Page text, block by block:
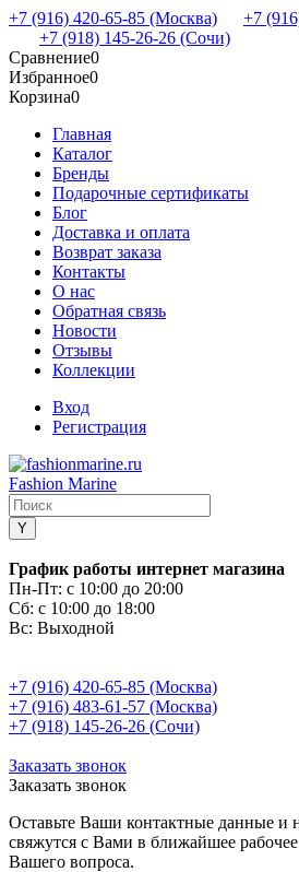
+7 (916) 420-65-85 (Москва)
+7
+7 (918) 145-26-26 (Сочи)
Сравнение0
Избранное0
Корзина0
Главная
Каталог
Бренды
Подарочные сертификаты
Блог
Доставка и оплата
Возврат заказа
Контакты
О нас
Обратная связь
Новости
Отзывы
Коллекции
Вход
Регистрация
Fashion Marine
График работы интернет магазина
Пн-Пт: с 10:00 до 20:00
Сб: с 10:00 до 18:00
Вс: Выходной
+7 (916) 420-65-85 (Москва)
+7 (916) 483-61-57 (Москва)
+7 (918) 145-26-26 (Сочи)
Заказать звонок
Заказать звонок
Оставьте Ваши контактные данные и
свяжутся с Вами в ближайшее
Вашего вопроса.